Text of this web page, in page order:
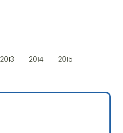
2013 2014 2015